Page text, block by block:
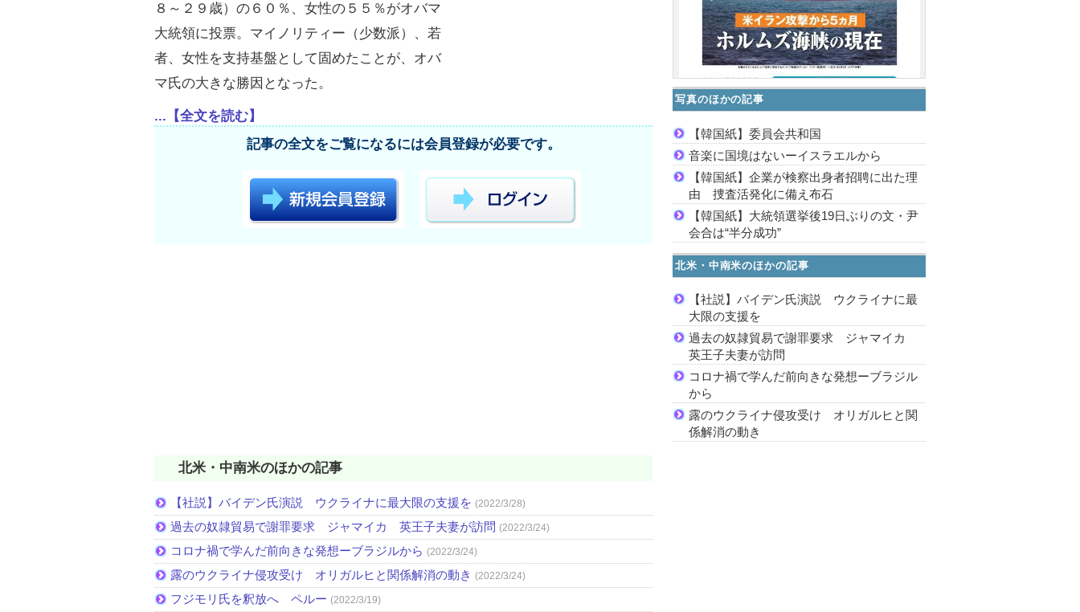
８～２９歳）の６０％、女性の５５％がオバマ
大統領に投票。マイノリティー（少数派）、若
者、女性を支持基盤として固めたことが、オバ
マ氏の大きな勝因となった。
...【全文を読む】
記事の全文をご覧になるには会員登録が必要です。
北米・中南米のほかの記事
【社説】バイデン氏演説 ウクライナに最大限の支援を (2022/3/28)
過去の奴隷貿易で謝罪要求 ジャマイカ 英王子夫妻が訪問 (2022/3/24)
コロナ禍で学んだ前向きな発想ーブラジルから (2022/3/24)
露のウクライナ侵攻受け オリガルヒと関係解消の動き (2022/3/24)
フジモリ氏を釈放へ ペルー (2022/3/19)
写真のほかの記事
【韓国紙】委員会共和国
音楽に国境はないーイスラエルから
【韓国紙】企業が検察出身者招聘に出た理
由 捜査活発化に備え布石
【韓国紙】大統領選挙後19日ぶりの文・尹
会合は“半分成功”
北米・中南米のほかの記事
【社説】バイデン氏演説 ウクライナに最
大限の支援を
過去の奴隷貿易で謝罪要求 ジャマイカ
英王子夫妻が訪問
コロナ禍で学んだ前向きな発想ーブラジル
から
露のウクライナ侵攻受け オリガルヒと関
係解消の動き